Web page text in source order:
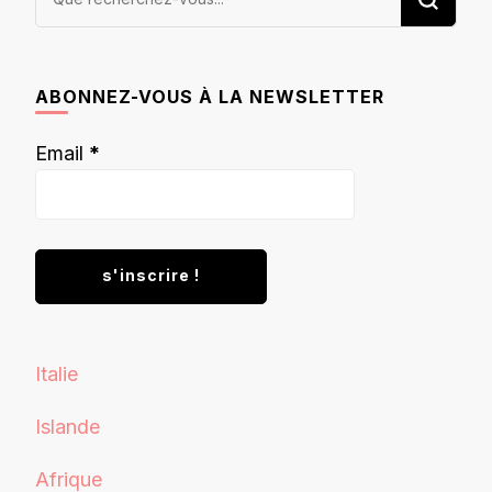
ABONNEZ-VOUS À LA NEWSLETTER
Email *
Italie
Islande
Afrique